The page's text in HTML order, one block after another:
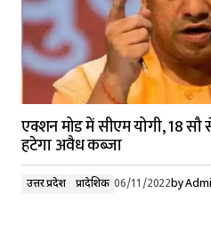
एक्शन मोड में सीएम योगी, 18 सौ
हटेगा अवैध कब्जा
उत्तर प्रदेश प्रादेशिक 06/11/2022by